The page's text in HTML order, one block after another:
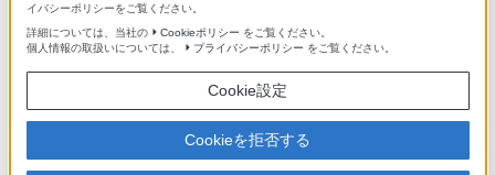
主な仕様
機能表
ヘッドホン部*1
密閉ダイナミック型
ドライバーユニット
9mm、 ドーム型*2
イバシーポリシーをご覧ください。
詳細については、当社の
Cookieポリシー をご覧ください。
個人情報の取扱いについては、
プライバシーポリシー をご覧ください。
Cookie設定
Cookieを拒否する